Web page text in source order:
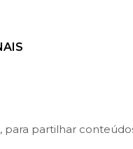
para partilhar